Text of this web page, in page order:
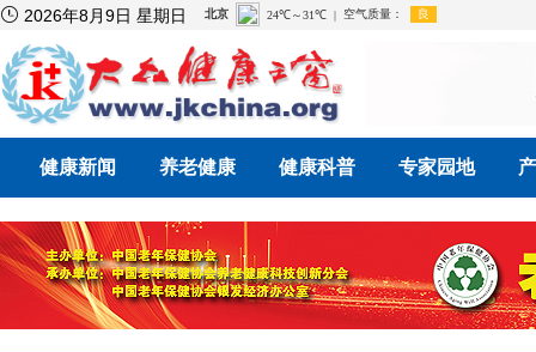
 2026年8月9日 星期日
健康新闻 养老健康 健康科普 专家园地